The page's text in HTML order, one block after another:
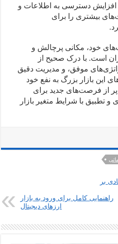
افزایش دسترسی به اطلاعات و
بیشتری را برای
خود، مکانی پرچالش و
است. با درک صحیح از
موفق، و مدیریت دقیق
این بازار بزرگ به نفع خود
پر از فرصت‌های جدید برای
تطبیق با شرایط متغیر بازار
بر
راهنمایی کامل برای ورود به بازار
ارزهای دیجیتال